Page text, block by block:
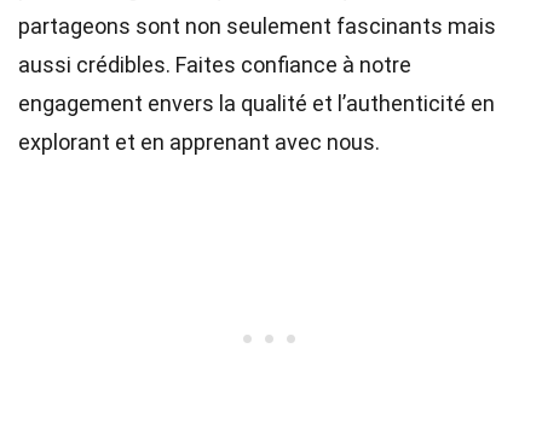
partageons sont non seulement fascinants mais
aussi crédibles. Faites confiance à notre
engagement envers la qualité et l’authenticité en
explorant et en apprenant avec nous.